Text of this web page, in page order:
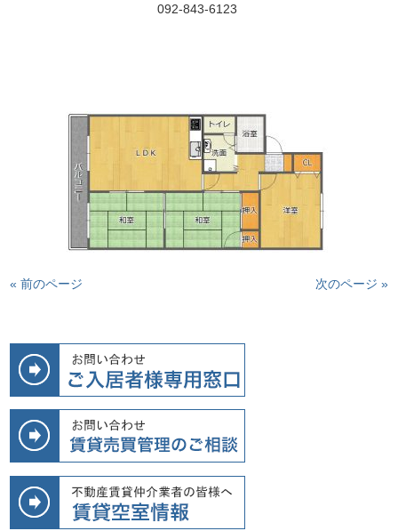
092-843-6123
« 前のページ 次のページ »